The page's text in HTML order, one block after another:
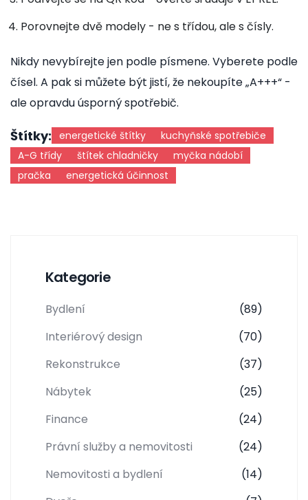
Porovnejte dvě modely - ne s třídou, ale s čísly.
Nikdy nevybírejte jen podle písmene. Vyberete podle
čísel. A pak si můžete být jistí, že nekoupíte „A+++“ -
ale opravdu úsporný spotřebič.
Štítky: energetické štítky
kuchyňské spotřebiče
A-G třídy
štítek chladničky
myčka nádobí
pračka
energetická účinnost
Kategorie
Bydlení
(89)
Interiérový design
(70)
Rekonstrukce
(37)
Nábytek
(25)
Finance
(24)
Právní služby a nemovitosti
(24)
Nemovitosti a bydlení
(14)